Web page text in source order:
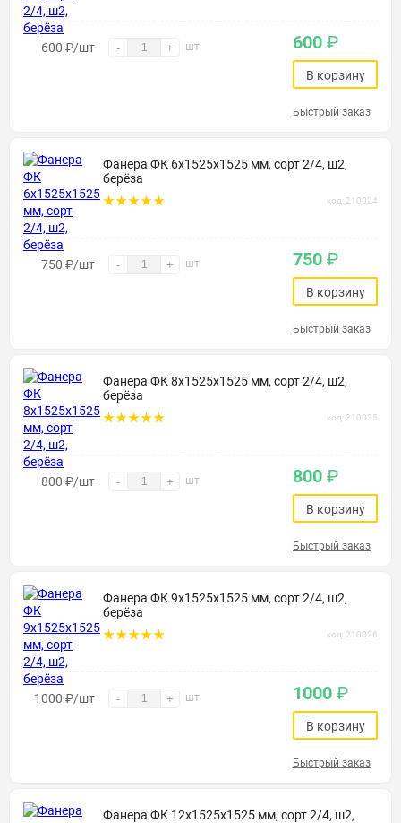
600 ₽/шт - + шт 600 ₽
В корзину
Быстрый заказ
Фанера ФК 6х1525х1525 мм, сорт 2/4, ш2,
берёза
код: 210024
750 ₽/шт - + шт 750 ₽
В корзину
Быстрый заказ
Фанера ФК 8х1525х1525 мм, сорт 2/4, ш2,
берёза
код: 210025
800 ₽/шт - + шт 800 ₽
В корзину
Быстрый заказ
Фанера ФК 9х1525х1525 мм, сорт 2/4, ш2,
берёза
код: 210026
1000 ₽/шт - + шт 1000 ₽
В корзину
Быстрый заказ
Фанера ФК 12х1525х1525 мм, сорт 2/4, ш2,